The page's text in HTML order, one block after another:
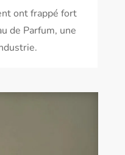
ont frappé fort
de Parfum, une